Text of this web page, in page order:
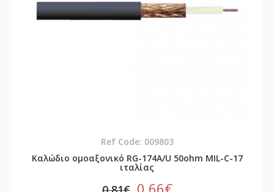
Ref Code: 009803
Καλώδιο ομοαξονικό RG-174A/U 50ohm MIL-C-17
ιταλίας
0,66€